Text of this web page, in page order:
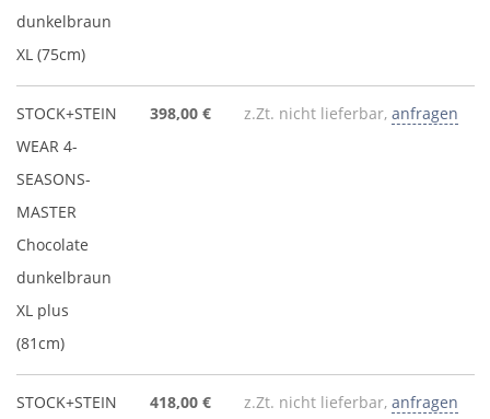
dunkelbraun
XL (75cm)
STOCK+STEIN
WEAR 4-
SEASONS-
MASTER
Chocolate
dunkelbraun
XL plus
(81cm)
398,00 € z.Zt. nicht lieferbar, anfragen
STOCK+STEIN
418,00 € z.Zt. nicht lieferbar, anfragen